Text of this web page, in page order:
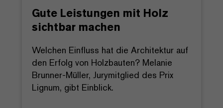
Gute Leistungen mit Holz
sichtbar machen
Welchen Einfluss hat die Architektur auf
den Erfolg von Holzbauten? Melanie
Brunner-Müller, Jurymitglied des Prix
Lignum, gibt Einblick.